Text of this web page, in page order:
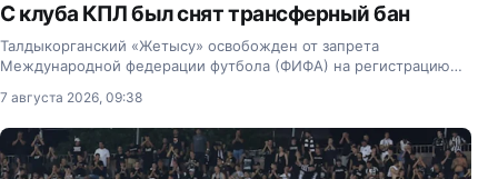
С клуба КПЛ был снят трансферный бан
Талдыкорганский «Жетысу» освобожден от запрета
Международной федерации футбола (ФИФА) на регистрацию
7 августа 2026, 09:38